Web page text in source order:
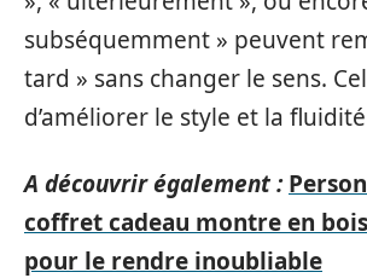
subséquemment » peuvent
tard » sans changer le sens.
d’améliorer le style et la
A découvrir également :
coffret cadeau montre en
pour le rendre inoubliable